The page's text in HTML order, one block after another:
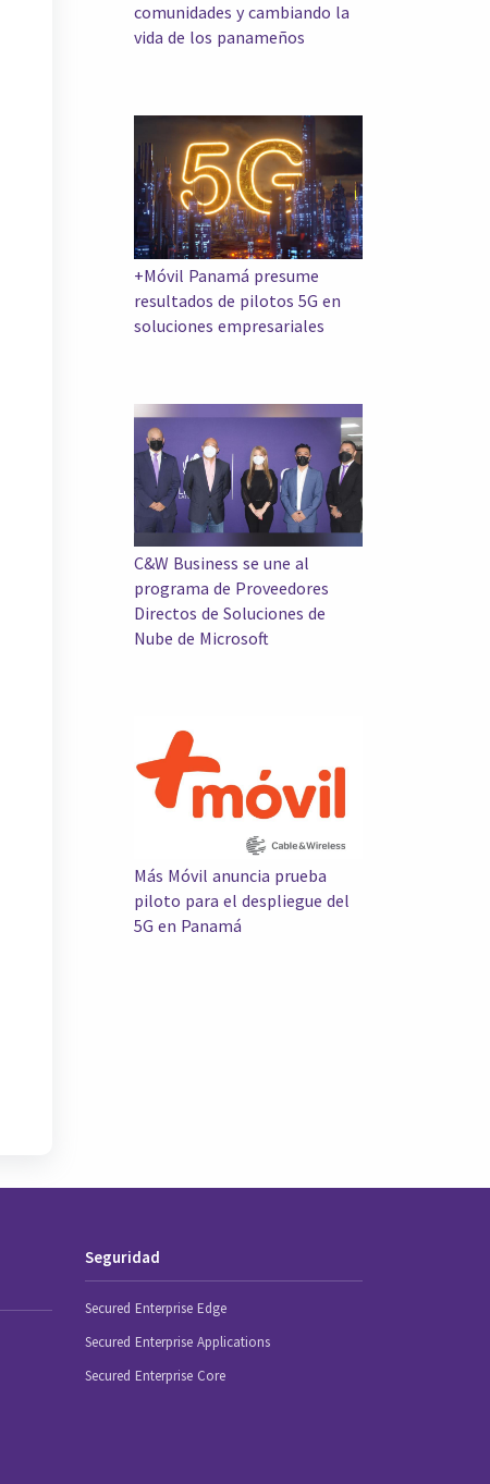
comunidades y cambiando la
vida de los panameños
+Móvil Panamá presume
resultados de pilotos 5G en
soluciones empresariales
C&W Business se une al
programa de Proveedores
Directos de Soluciones de
Nube de Microsoft
Más Móvil anuncia prueba
piloto para el despliegue del
5G en Panamá
Seguridad
Secured Enterprise Edge
Secured Enterprise Applications
Secured Enterprise Core